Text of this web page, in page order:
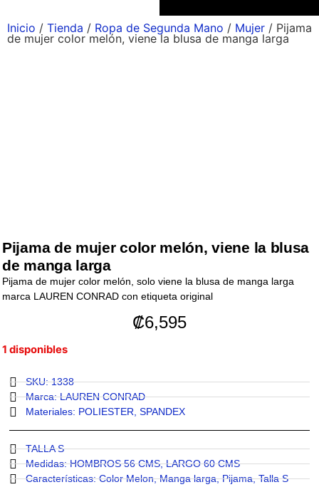
Inicio / Tienda / Ropa de Segunda Mano / Mujer / Pijama
de mujer color melón, viene la blusa de manga larga
Pijama de mujer color melón, viene la blusa
de manga larga
Pijama de mujer color melón, solo viene la blusa de manga larga
marca LAUREN CONRAD con etiqueta original
₡6,595
1 disponibles
SKU: 1338
Marca:LAUREN CONRAD
Materiales: POLIESTER SPANDEX
TALLA S
Medidas:HOMBROS 56 CMS,LARGO 60 CMS
Características:Color Melon,Manga larga,Pijama,Talla S